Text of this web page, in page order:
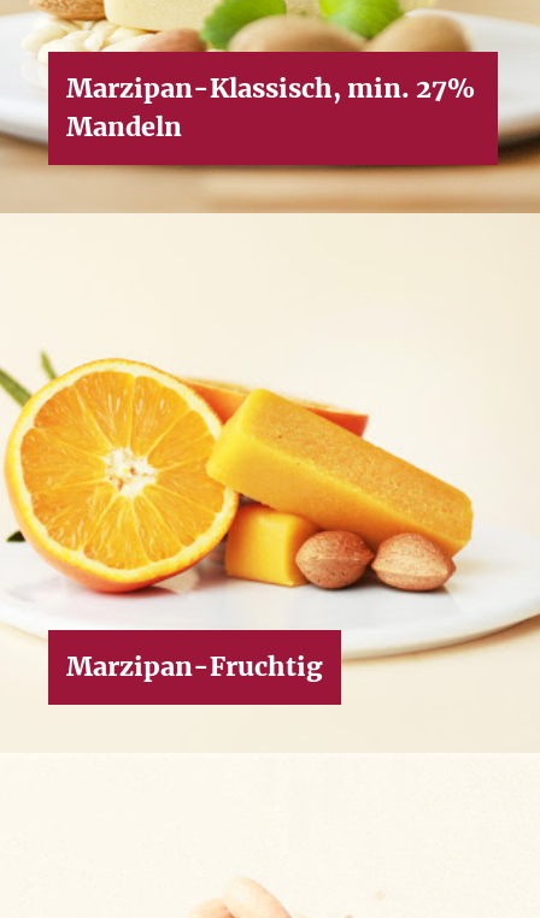
Marzipan-Klassisch, min. 27%
Mandeln
Marzipan-Fruchtig
Um unsere Webseiten für Sie optimal zu gestalten und
fortlaufend zu verbessern, sowie zur
Geschwindigkeitsoptimierung und für unsere Chat-Funktion
verwenden wir Cookies. Durch Bestätigen des Buttons 'Alle
akzeptieren' stimmen Sie der Verwendung zu. Über den
Button 'Konfigurieren' können Sie auswählen, welche
Cookies Sie zulassen wollen. Weitere Informationen erhalten